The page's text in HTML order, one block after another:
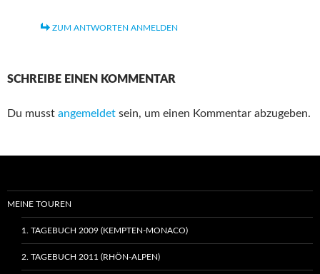
ZUM ANTWORTEN ANMELDEN
SCHREIBE EINEN KOMMENTAR
Du musst angemeldet sein, um einen Kommentar abzugeben.
MEINE TOUREN
1. TAGEBUCH 2009 (KEMPTEN-MONACO)
2. TAGEBUCH 2011 (RHÖN-ALPEN)